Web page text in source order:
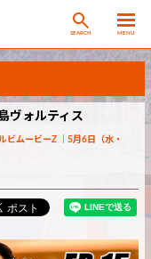
SEARCH MENU
ヴォルティス
ビムービーZ
5月6日（水・